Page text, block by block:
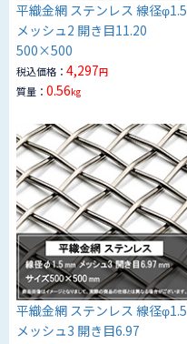
平織金網 ステンレス 線径φ1.5
メッシュ2 開き目11.20
500×500
税込価格： 4,297円
質量： 0.56kg
平織金網 ステンレス 線径φ1.5
メッシュ3 開き目6.97